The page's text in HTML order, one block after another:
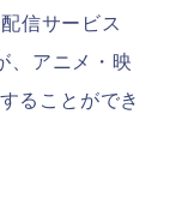
信サービス
、アニメ・映
ることができ